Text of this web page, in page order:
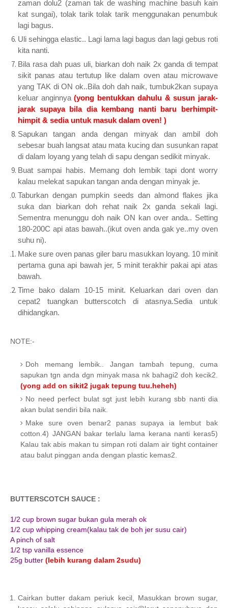
zaman dolu2 (zaman tak de washing machine basuh kain
kat sungai), tolak tarik tolak tarik menggunakan penumbuk
lagi bagus.
Uli sehingga elastic.. Lagi lama lagi bagus dan lagi gebus roti
kita nanti.
Bila rasa dah puas uli, biarkan doh naik 2x ganda di tempat
sikit panas atau tertutup like dalam oven atau microwave
yang TAK di ON ok..Bila doh dah naik, tumbuk2kan supaya
keluar anginnya(yong bentukkan dahulu & susun jarak-
jarak supaya bila dia kembang nanti baru berhimpit-
himpit & sedia untuk masuk dalam oven! )
Sapukan tangan anda dengan minyak dan ambil doh
sebesar buah langsat atau mata kucing dan susunkan rapat
di dalam loyang yang telah di sapu dengan sedikit minyak.
Buat sampai habis. Memang doh lembik tapi dont worry
kalau melekat sapukan tangan anda dengan minyak je.
Taburkan dengan pumpkin seeds dan almond flakes jika
suka dan biarkan doh rehat naik 2x ganda sekali lagi.
Sementra menunggu doh naik ON kan over anda.. Setting
180-200C api atas bawah..(ikut oven anda gak ye..my oven
suhu ni).
Make sure oven panas giler baru masukkan loyang. 10 minit
pertama guna api bawah jer, 5 minit terakhir pakai api atas
bawah.
Time bako dalam 10-15 minit. Keluarkan dari oven dan
cepat2 tuangkan butterscotch di atasnya.Sedia untuk
dihidangkan.
NOTE:-
Doh memang lembik.. Jangan tambah tepung, cuma
sapukan tgn anda dgn minyak masa nk bahagi2 doh kecik2.
(yong add on sikit2 jugak tepung tuu.heheh)
No need perfect bulat sgt just lebih kurang sbb nanti dia
akan bulat sendiri bila naik.
Make sure oven benar2 panas supaya ia lembut bak
cotton.4) JANGAN bakar terlalu lama kerana nanti keras5)
Kalau tak abis makan tu simpan roti dalam air tight container
atau balut pinggan anda dengan plastic kemas2.
BUTTERSCOTCH SAUCE :
1/2 cup brown sugar bukan gula merah ok
1/2 cup whipping cream(kalau tak de boh jer susu cair)
A pinch of salt
1/2 tsp vanilla essence
25g butter (lebih kurang dalam 2sudu)
Cairkan butter dakam periuk kecil, Masukkan brown sugar,